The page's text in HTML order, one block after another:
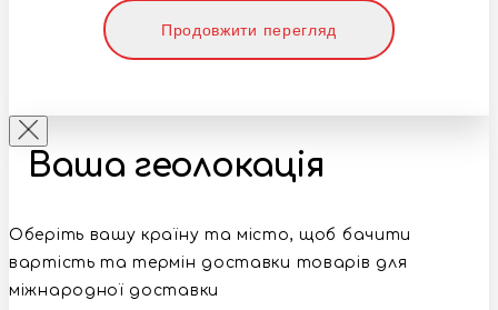
Продовжити перегляд
Ваша геолокація
Оберіть вашу країну та місто, щоб бачити
вартість та термін доставки товарів для
міжнародної доставки